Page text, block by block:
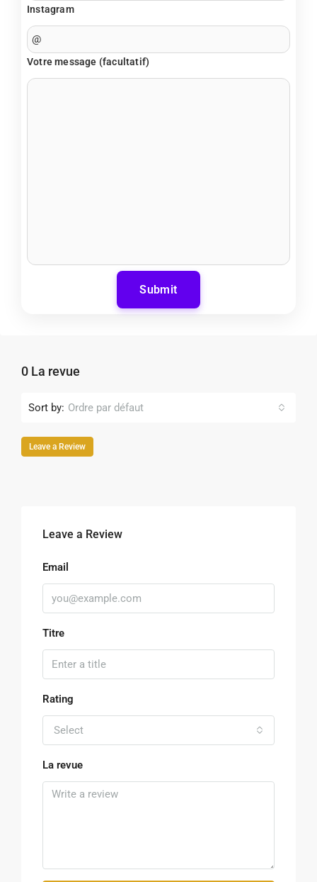
Instagram
Votre message (facultatif)
Submit
0 La revue
Sort by: Ordre par défaut
Leave a Review
Leave a Review
Email
Titre
Rating
Select
La revue